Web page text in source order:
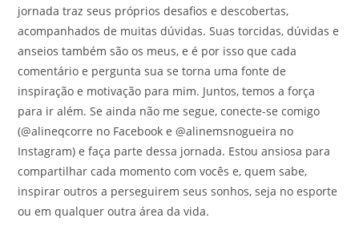
jornada traz seus próprios desafios e descobertas,
acompanhados de muitas dúvidas. Suas torcidas, dúvidas e
anseios também são os meus, e é por isso que cada
comentário e pergunta sua se torna uma fonte de
inspiração e motivação para mim. Juntos, temos a força
para ir além. Se ainda não me segue, conecte-se comigo
(@alineqcorre no Facebook e @alinemsnogueira no
Instagram) e faça parte dessa jornada. Estou ansiosa para
compartilhar cada momento com vocês e, quem sabe,
inspirar outros a perseguirem seus sonhos, seja no esporte
ou em qualquer outra área da vida.